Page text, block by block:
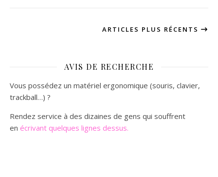
ARTICLES PLUS RÉCENTS
AVIS DE RECHERCHE
Vous possédez un matériel ergonomique (souris, clavier,
trackball…) ?
Rendez service à des dizaines de gens qui souffrent
en écrivant quelques lignes dessus.